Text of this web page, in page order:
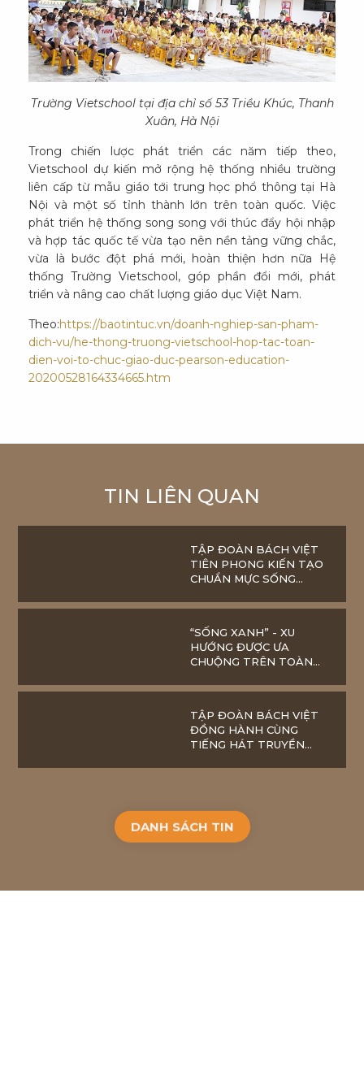
Trường Vietschool tại địa chỉ số 53 Triều Khúc, Thanh
Xuân, Hà Nội
Trong chiến lược phát triển các năm tiếp theo,
Vietschool dự kiến mở rộng hệ thống nhiều trường
liên cấp từ mẫu giáo tới trung học phổ thông tại Hà
Nội và một số tỉnh thành lớn trên toàn quốc. Việc
phát triển hệ thống song song với thúc đẩy hội nhập
và hợp tác quốc tế vừa tạo nên nền tảng vững chắc,
vừa là bước đột phá mới, hoàn thiện hơn nữa Hệ
thống Trường Vietschool, góp phần đổi mới, phát
triển và nâng cao chất lượng giáo dục Việt Nam.
Theo:https://baotintuc.vn/doanh-nghiep-san-pham-
dich-vu/he-thong-truong-vietschool-hop-tac-toan-
dien-voi-to-chuc-giao-duc-pearson-education-
20200528164334665.htm
TIN LIÊN QUAN
TẬP ĐOÀN BÁCH VIỆT
TIÊN PHONG KIẾN TẠO
CHUẨN MỰC SỐNG
“SỐNG XANH” - XU
HƯỚNG ĐƯỢC ƯA
CHUỘNG TRÊN TOÀN
TẬP ĐOÀN BÁCH VIỆT
ĐỒNG HÀNH CÙNG
TIẾNG HÁT TRUYỀN
DANH SÁCH TIN